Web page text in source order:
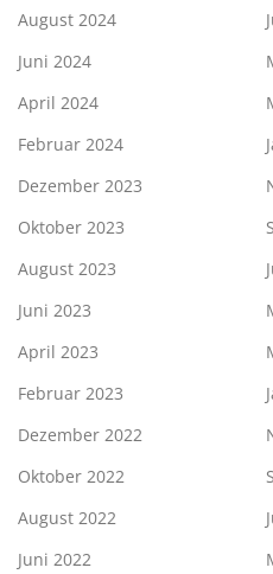
August 2024
Juni 2024
April 2024
Februar 2024
Dezember 2023
Oktober 2023
August 2023
Juni 2023
April 2023
Februar 2023
Dezember 2022
Oktober 2022
August 2022
Juni 2022